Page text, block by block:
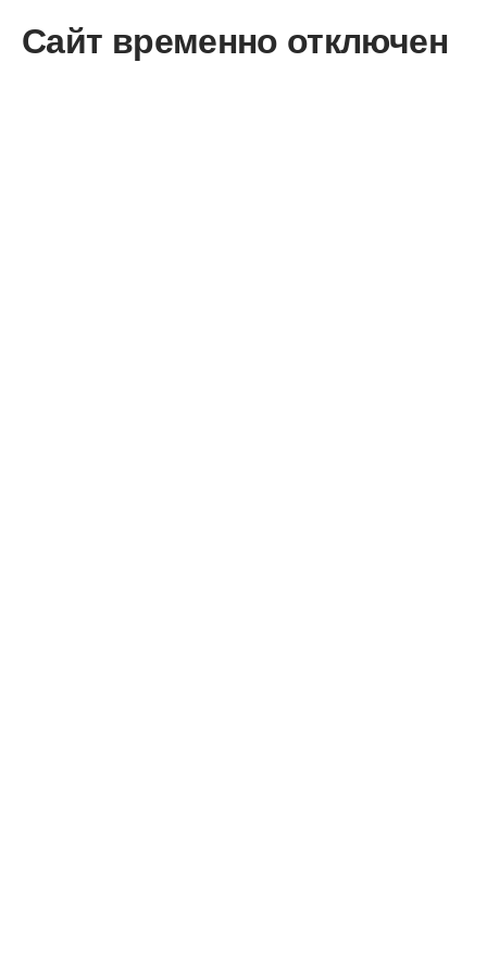
Сайт временно отключен